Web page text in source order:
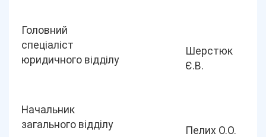
Головний
спеціаліст
юридичного відділу
Шерстюк
Є.В.
Начальник
загального відділу
Пелих О.О.